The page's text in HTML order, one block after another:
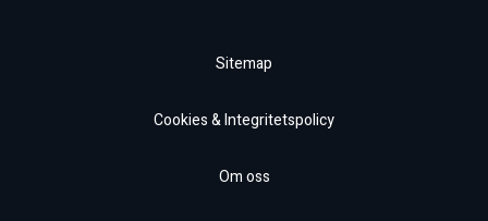
Sitemap
Cookies & Integritetspolicy
Om oss